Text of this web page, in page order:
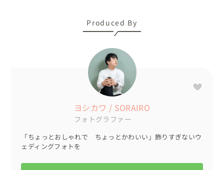
慶野松原海岸をご提案。
この海は淡路島の西側に面した位置にあるのでサンセット
この慶野松原は日本の夕陽百選にも選ばれるほどの景勝地
なんです◎瀬戸内海に沈む夕陽の美しさは是非現地でその
目で見て頂きたいです！
▼お持ち込みを頂いたもの
今回、お二人のお衣装はご自身にてご用意をされました。
また、ブーケ、ペットのわんちゃんも一緒に参加してくれ
ましたよ◎
Produced By
ヨシカワ / SORAIRO
フォトグラファー
「ちょっとおしゃれで ちょっとかわいい」飾りすぎないウ
ェディングフォトを